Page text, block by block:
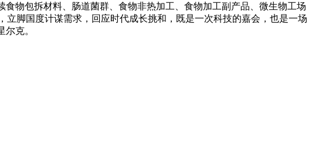
物包拆材料、肠道菌群、食物非热加工、食物加工副产品、微生物工场
脚国度计谋需求，回应时代成长挑和，既是一次科技的嘉会，也是一场
克。